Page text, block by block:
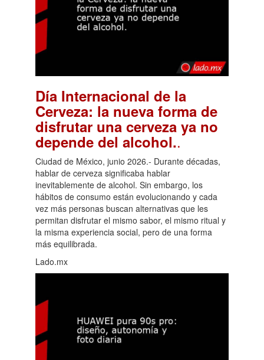
Día Internacional de la
Cerveza: la nueva forma de
disfrutar una cerveza ya no
depende del alcohol..
Ciudad de México, junio 2026.- Durante décadas,
hablar de cerveza significaba hablar
inevitablemente de alcohol. Sin embargo, los
hábitos de consumo están evolucionando y cada
vez más personas buscan alternativas que les
permitan disfrutar el mismo sabor, el mismo ritual y
la misma experiencia social, pero de una forma
más equilibrada.
Lado.mx